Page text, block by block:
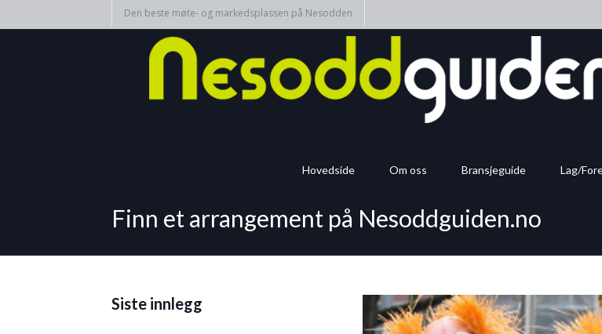
Den beste møte- og markedsplassen på Nesodden
Hovedside Om oss Bransjeguide Lag/
Finn et arrangement på Nesoddguiden.no
Siste innlegg